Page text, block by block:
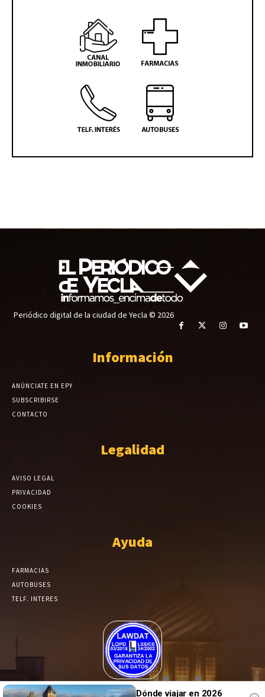
Periódico digital de la ciudad de Yecla © 2026
Información
ANÚNCIATE EN EPY
SUBSCRIBIRSE
CONTACTO
Legalidad
AVISO LEGAL
PRIVACIDAD
COOKIES
Ayuda
FARMACIAS
AUTOBUSES
TELF. INTERES
El Periódico de Yecla alcanza un grado más de compromiso en el
Dónde viajar en 2026